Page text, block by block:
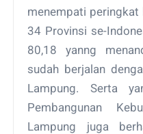
menempati
34 Provinsi se-
80,18 yanng
sudah berjalan
Lampung. Serta
Pembangunan
Lampung juga